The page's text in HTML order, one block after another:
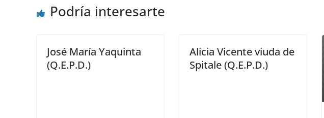
Podría interesarte
José María Yaquinta
(Q.E.P.D.)
Alicia Vicente viuda de
Spitale (Q.E.P.D.)